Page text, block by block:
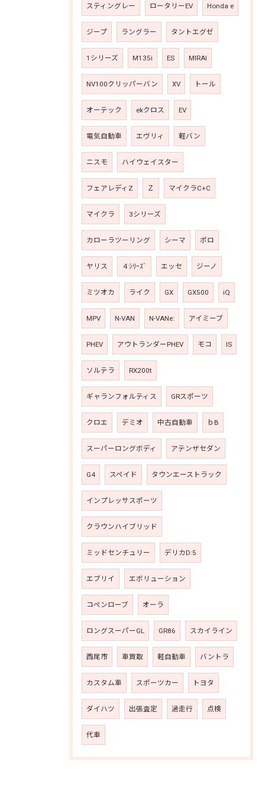
スティングレー ロータリーEV Honda e
ジープ ラングラー タントエグゼ
1シリーズ M135i ES MIRAI
NV100クリッパーバン XV トール
オーテック ekクロス EV
電気自動車 エヴリィ 軽バン
ニスモ ハイウェイスター
フェアレディZ Ｚ マイクラC+C
マイクラ 3シリーズ
カローラツーリング シーマ ポロ
ヤリス ４ｼﾘｰｽﾞ エッセ ジーノ
ミツオカ ライク GX GX500 iQ
MPV N-VAN N-VANe: アイミーブ
PHEV アウトランダーPHEV モコ IS
ソルテラ RX200t
ギャランフォルティス GRスポーツ
クロエ デミオ 中古自動車 ｂB
スーパーロングボディ アテンザセダン
G4 スペイド タウンエーストラック
インプレッサスポーツ
クラウンハイブリッド
ミッドセンチュリー デリカD:5
エブリイ エボリューション
コペンローブ オーラ
ロングスーパーGL GR86 スカイライン
西尾市 車買取 軽自動車 バントラ
カスタム車 スポーツカー トヨタ
ダイハツ 出張査定 過走行 点検
代車